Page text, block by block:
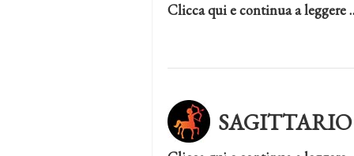
Clicca qui e continua a leggere
SAGITTARIO